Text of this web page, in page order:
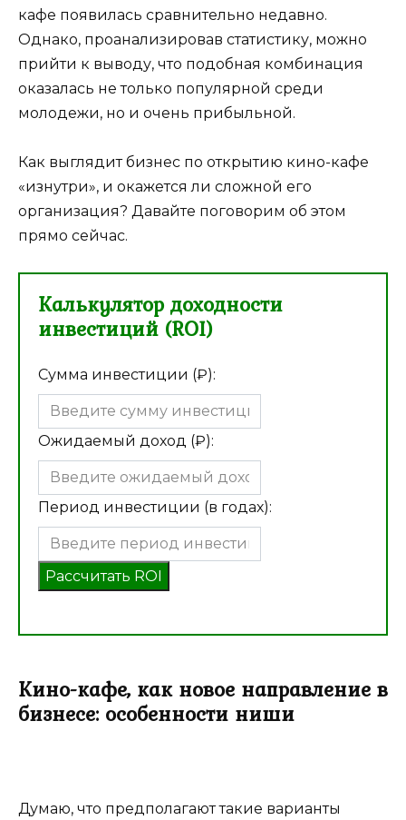
кафе появилась сравнительно недавно.
Однако, проанализировав статистику, можно
прийти к выводу, что подобная комбинация
оказалась не только популярной среди
молодежи, но и очень прибыльной.
Как выглядит бизнес по открытию кино-кафе
«изнутри», и окажется ли сложной его
организация? Давайте поговорим об этом
прямо сейчас.
Калькулятор доходности
инвестиций (ROI)
Сумма инвестиции (₽):
Ожидаемый доход (₽):
Период инвестиции (в годах):
Рассчитать ROI
Кино-кафе, как новое направление в
бизнесе: особенности ниши
Думаю, что предполагают такие варианты